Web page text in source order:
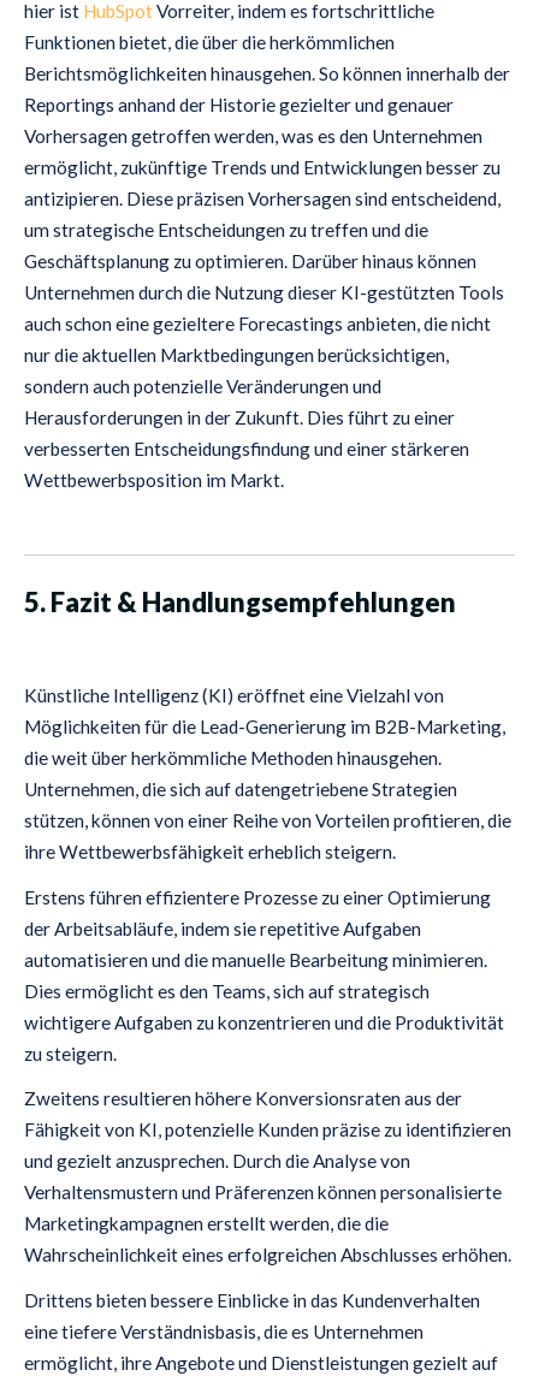
hier ist HubSpotVorreiter, indem es fortschrittliche
Funktionen bietet, die über die herkömmlichen
Berichtsmöglichkeiten hinausgehen. So können innerhalb der
Reportings anhand der Historie gezielter und genauer
Vorhersagen getroffen werden, was es den Unternehmen
ermöglicht, zukünftige Trends und Entwicklungen besser zu
antizipieren. Diese präzisen Vorhersagen sind entscheidend,
um strategische Entscheidungen zu treffen und die
Geschäftsplanung zu optimieren. Darüber hinaus können
Unternehmen durch die Nutzung dieser KI-gestützten Tools
auch schon eine gezieltere Forecastings anbieten, die nicht
nur die aktuellen Marktbedingungen berücksichtigen,
sondern auch potenzielle Veränderungen und
Herausforderungen in der Zukunft. Dies führt zu einer
verbesserten Entscheidungsfindung und einer stärkeren
Wettbewerbsposition im Markt.
5. Fazit & Handlungsempfehlungen
Künstliche Intelligenz (KI) eröffnet eine Vielzahl von
Möglichkeiten für die Lead-Generierung im B2B-Marketing,
die weit über herkömmliche Methoden hinausgehen.
Unternehmen, die sich auf datengetriebene Strategien
stützen, können von einer Reihe von Vorteilen profitieren, die
ihre Wettbewerbsfähigkeit erheblich steigern.
Erstens führen effizientere Prozesse zu einer Optimierung
der Arbeitsabläufe, indem sie repetitive Aufgaben
automatisieren und die manuelle Bearbeitung minimieren.
Dies ermöglicht es den Teams, sich auf strategisch
wichtigere Aufgaben zu konzentrieren und die Produktivität
zu steigern.
Zweitens resultieren höhere Konversionsraten aus der
Fähigkeit von KI, potenzielle Kunden präzise zu identifizieren
und gezielt anzusprechen. Durch die Analyse von
Verhaltensmustern und Präferenzen können personalisierte
Marketingkampagnen erstellt werden, die die
Wahrscheinlichkeit eines erfolgreichen Abschlusses erhöhen.
Drittens bieten bessere Einblicke in das Kundenverhalten
eine tiefere Verständnisbasis, die es Unternehmen
ermöglicht, ihre Angebote und Dienstleistungen gezielt auf